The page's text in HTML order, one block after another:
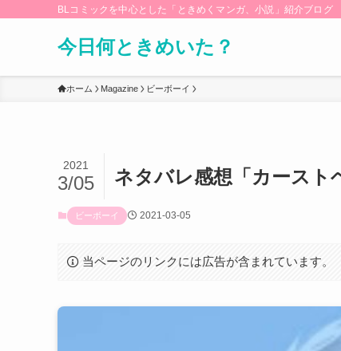
BLコミックを中心とした「ときめくマンガ、小説」紹介ブログ
今日何ときめいた？
ホーム Magazine ビーボーイ
ネタバレ感想「カースト
2021
3/05
ビーボーイ 2021-03-05
当ページのリンクには広告が含まれています。